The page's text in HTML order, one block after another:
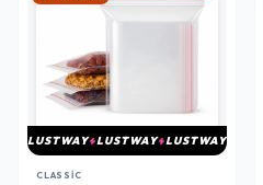
LUSTWAY LUSTWAY LUSTWAY
CLASSIC